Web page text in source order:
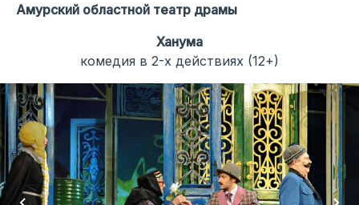
Амурский областной театр драмы
Ханума
комедия в 2-х действиях (12+)